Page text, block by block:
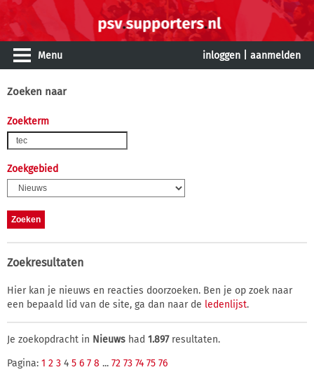
Menu inloggen aanmelden
Zoeken naar
Zoekterm
Zoekgebied
Zoekresultaten
Hier kan je nieuws en reacties doorzoeken. Ben je op zoek naar
een bepaald lid van de site, ga dan naar de ledenlijst.
Je zoekopdracht in Nieuws had 1.897resultaten.
Pagina: 1 2 3 4 5 6 7 8 ... 72 73 74 75 76